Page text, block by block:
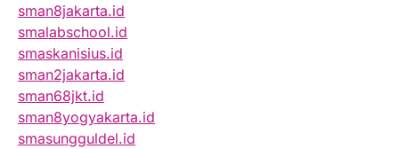
sman8jakarta.id
smalabschool.id
smaskanisius.id
sman2jakarta.id
sman68jkt.id
sman8yogyakarta.id
smasungguldel.id